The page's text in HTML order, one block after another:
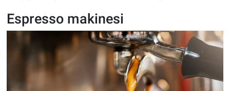
Espresso makinesi